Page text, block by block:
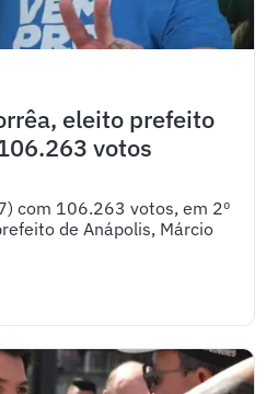
eleito prefeito
votos
com 106.263 votos, em 2º
de Anápolis, Márcio